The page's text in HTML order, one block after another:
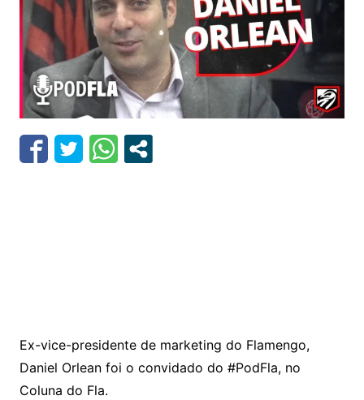
Ex-vice-presidente de marketing do Flamengo,
Daniel Orlean foi o convidado do #PodFla, no
Coluna do Fla.